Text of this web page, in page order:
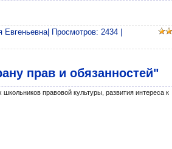
Просмотров: 2434 |
прав и обязанностей"
правовой культуры, развития интереса к